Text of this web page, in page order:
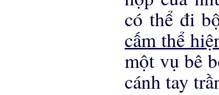
có thể đi
cấm thể
một vụ bê
cánh tay